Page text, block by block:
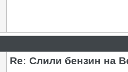
Re: Слили бензин на